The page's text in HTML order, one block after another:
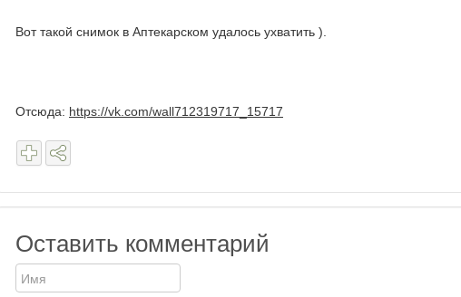
Вот такой снимок в Аптекарском удалось ухватить ).
Отсюда: https://vk.com/wall712319717_15717
Оставить комментарий